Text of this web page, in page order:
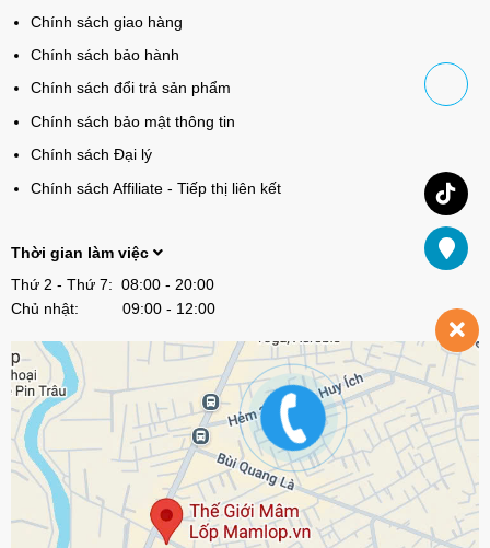
Chính sách giao hàng
Chính sách bảo hành
Chính sách đổi trả sản phẩm
Chính sách bảo mật thông tin
Chính sách Đại lý
Chính sách Affiliate - Tiếp thị liên kết
Thời gian làm việc
Thứ 2 - Thứ 7: 08:00 - 20:00
Chủ nhật: 09:00 - 12:00